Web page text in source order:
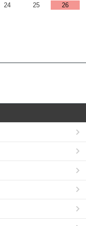
24 25
26